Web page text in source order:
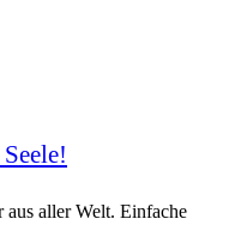
aller Welt. Einfache